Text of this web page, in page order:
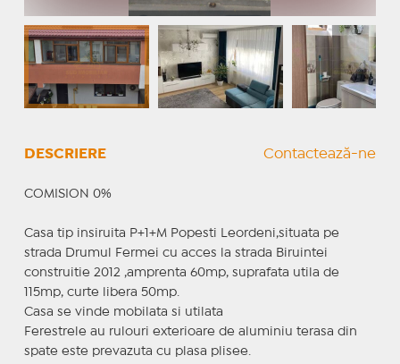
DESCRIERE Contactează-ne
COMISION 0%
Casa tip insiruita P+1+M Popesti Leordeni,situata pe
strada Drumul Fermei cu acces la strada Biruintei
construitie 2012 ,amprenta 60mp, suprafata utila de
115mp, curte libera 50mp.
Casa se vinde mobilata si utilata
Ferestrele au rulouri exterioare de aluminiu terasa din
spate este prevazuta cu plasa plisee.